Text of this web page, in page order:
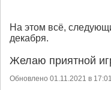
На этом всё,
декабря.
Желаю приятной
Обновлено 01.11.2021 в 17:01